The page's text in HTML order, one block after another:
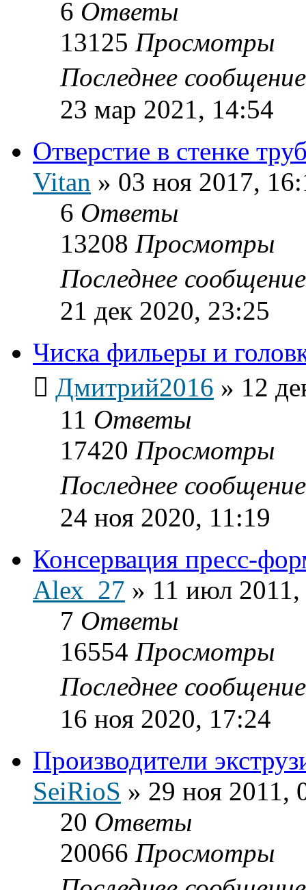
6 Ответы
13125 Просмотры
Последнее
23 мар 2021, 14:54
Отверстие в стенке
Vitan » 03 ноя 2017,
6 Ответы
13208 Просмотры
Последнее
21 дек 2020, 23:25
Чиска фильеры и
Дмитрий2016 » 12
11 Ответы
17420 Просмотры
Последнее
24 ноя 2020, 11:19
Консервация пресс-
Аlех_27 » 11 июл
7 Ответы
16554 Просмотры
Последнее
16 ноя 2020, 17:24
Производители
SeiRioS » 29 ноя 2011,
20 Ответы
20066 Просмотры